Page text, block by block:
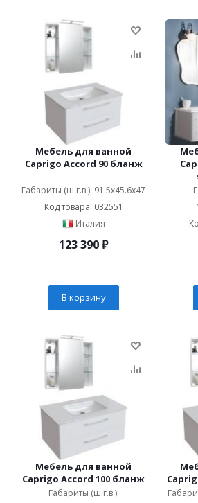
Мебель для ванной
Caprigo Accord 90 бланж
Габариты (ш.г.в.): 91.5x45.6x47
Код товара: 032551
Италия
123 390₽
В корзину
Мебель для ванной
Caprigo Accord 100 бланж
Габариты (ш.г.в.):